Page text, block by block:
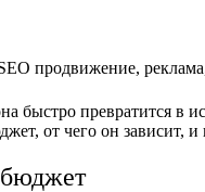
быстро превратится
от чего он